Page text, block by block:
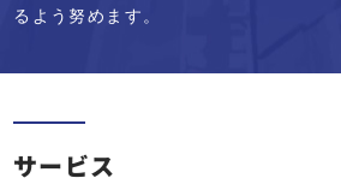
るよう努めます。
サービス